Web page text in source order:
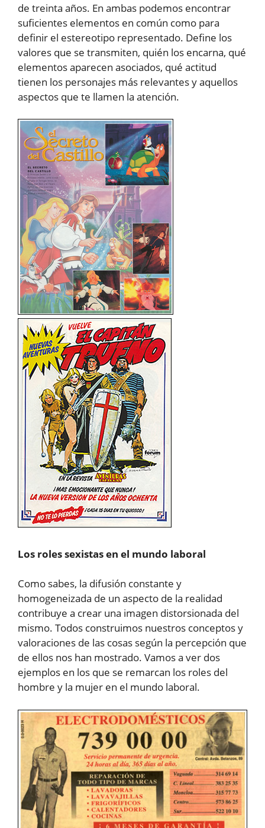
de treinta años. En ambas podemos encontrar
suficientes elementos en común como para
definir el estereotipo representado. Define los
valores que se transmiten, quién los encarna, qué
elementos aparecen asociados, qué actitud
tienen los personajes más relevantes y aquellos
aspectos que te llamen la atención.
Los roles sexistas en el mundo laboral
Como sabes, la difusión constante y
homogeneizada de un aspecto de la realidad
contribuye a crear una imagen distorsionada del
mismo. Todos construimos nuestros conceptos y
valoraciones de las cosas según la percepción que
de ellos nos han mostrado. Vamos a ver dos
ejemplos en los que se remarcan los roles del
hombre y la mujer en el mundo laboral.